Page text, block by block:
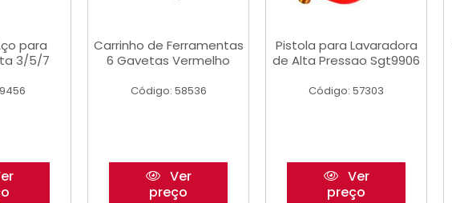
para
3/5/7
Carrinho de Ferramentas
6 Gavetas Vermelho
Código: 58536
Ver
preço
Pistola para Lavaradora
de Alta Pressao Sgt9906
Código: 57303
Ver
preço